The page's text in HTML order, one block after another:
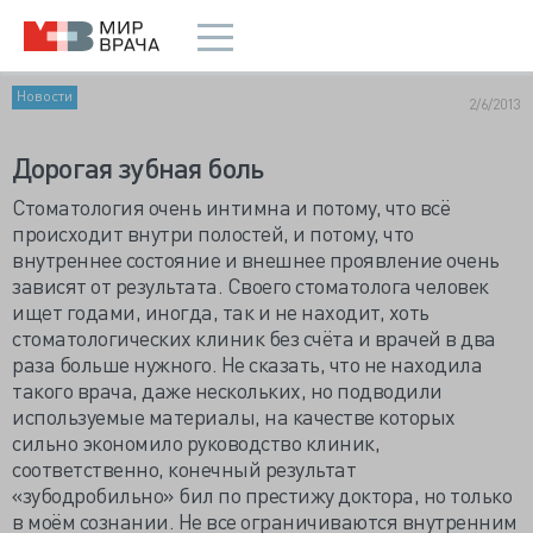
Новости 2/6/2013
Дорогая зубная боль
Стоматология очень интимна и потому, что всё
происходит внутри полостей, и потому, что
внутреннее состояние и внешнее проявление очень
зависят от результата. Своего стоматолога человек
ищет годами, иногда, так и не находит, хоть
стоматологических клиник без счёта и врачей в два
раза больше нужного. Не сказать, что не находила
такого врача, даже нескольких, но подводили
используемые материалы, на качестве которых
сильно экономило руководство клиник,
соответственно, конечный результат
«зубодробильно» бил по престижу доктора, но только
в моём сознании. Не все ограничиваются внутренним